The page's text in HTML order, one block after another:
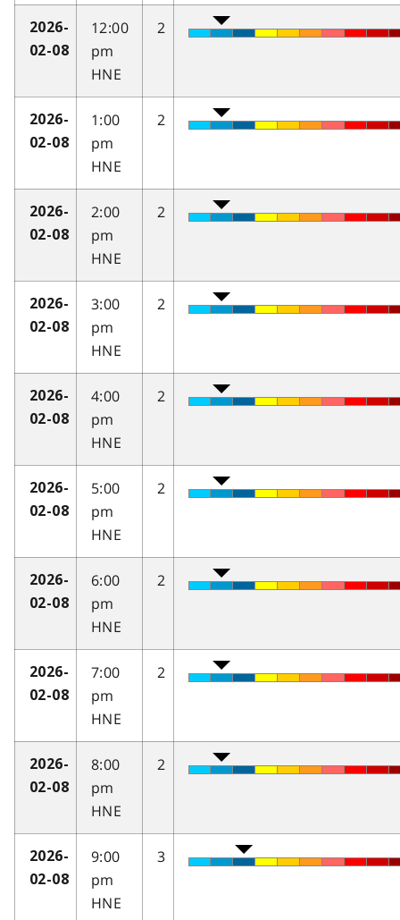
2026-
02-08
12:00
pm
HNE
2
2026-
02-08
1:00
pm
HNE
2
2026-
02-08
2:00
pm
HNE
2
2026-
02-08
3:00
pm
HNE
2
2026-
02-08
4:00
pm
HNE
2
2026-
02-08
5:00
pm
HNE
2
2026-
02-08
6:00
pm
HNE
2
2026-
02-08
7:00
pm
HNE
2
2026-
02-08
8:00
pm
HNE
2
2026-
02-08
9:00
pm
HNE
3